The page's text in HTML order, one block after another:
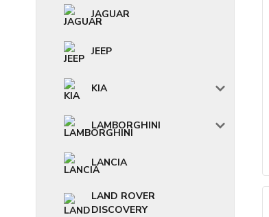
JAGUAR
JEEP
KIA
LAMBORGHINI
LANCIA
LAND ROVER
DISCOVERY